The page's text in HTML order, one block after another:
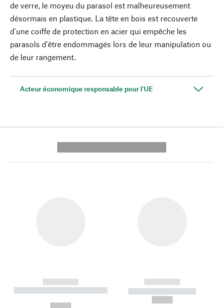
de verre, le moyeu du parasol est malheureusement
désormais en plastique. La tête en bois est recouverte
d'une coiffe de protection en acier qui empêche les
parasols d'être endommagés lors de leur manipulation ou
de leur rangement.
Acteur économique responsable pour l'UE
------------
----------- ----------- --------
------------
----------- -----------